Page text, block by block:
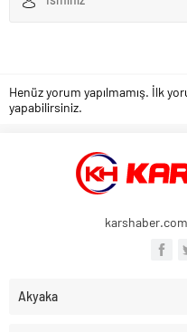
Henüz yorum yapılmamış. İlk
yapabilirsiniz.
Akyaka